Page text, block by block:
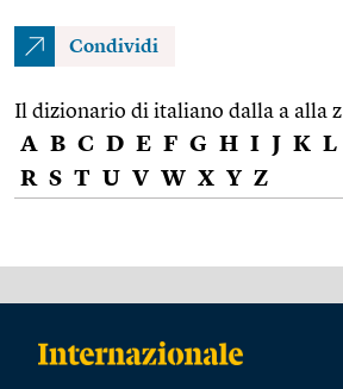
Condividi
Il dizionario di italiano dalla a alla z
A B C D E F G H I J K L
R S T U V W X Y Z